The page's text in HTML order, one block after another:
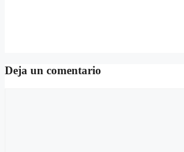
Deja un comentario